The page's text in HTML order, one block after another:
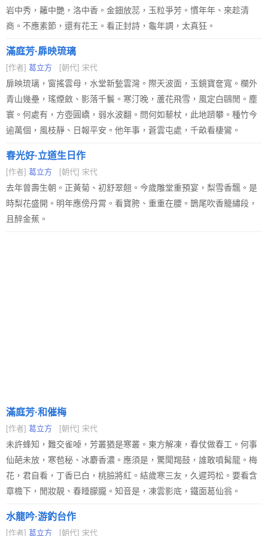
岩中秀，籬中艷，洛中香。金鈿放蕊，玉粒爭芳。慣年年、來趁清
商。不應素節，還有花王。看正封詩，龜年調，太真狂。
滿庭芳·扉映琉璃
[作者] 葛立方 [朝代] 宋代
扉映琉璃，窗搖雲母，水堂新甃雲灣。際天波面，玉鏡寶奩寬。欄外
青山幾壘，瑤煙斂、影落千鬟。寒汀晚，蘆花飛雪，風定白鷗閒。塵
寰。何處有，方壺圓嶠，弱水波翻。問何如藜杖，此地躋攀。種竹今
逾萬個，風枝靜、日報平安。他年事，蒼雲屯處，千畝看棲鸞。
春光好·立道生日作
[作者] 葛立方 [朝代] 宋代
去年曾壽生朝。正黃菊、初舒翠翹。今歲雕堂重預宴，梨雪香飄。是
時梨花盛開。明年應傍丹霄。看寶胯、重重在腰。鵲尾吹香籠繡段，
且醉金蕉。
滿庭芳·和催梅
[作者] 葛立方 [朝代] 宋代
未許蜂知，難交雀啅，芳叢猶是寒叢。東方解凍，春仗做春工。何事
仙葩未放，寒苞秘、冰麝香濃。應須是，驚聞羯鼓，誰敢噴髯龍。梅
花，君自看，丁香已白，桃臉將紅。結歲寒三友，久遲筠松。要看含
章檐下，閒妝靚、春睡朦朧。知音是，凍雲影底，鐵面葛仙翁。
水龍吟·游釣台作
[作者] 葛立方 [朝代] 宋代